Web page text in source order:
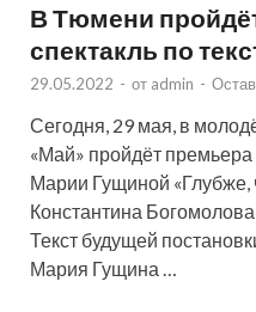
В Тюмени
спектакль по
29.05.2022 - от admin -
Сегодня, 29 мая, в
«Май» пройдёт
Марии Гущиной «Глубже,
Константина
Текст будущей
Мария Гущина …